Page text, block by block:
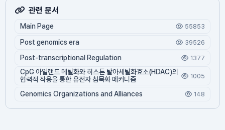
관련 문서
Main Page 55853
Post genomics era 39526
Post-transcriptional Regulation 1377
CpG 아일랜드 메틸화와 히스톤 탈아세틸화효소(HDAC)의
협력적 작용을 통한 유전자 침묵화 메커니즘
1005
Genomics Organizations and Alliances 148